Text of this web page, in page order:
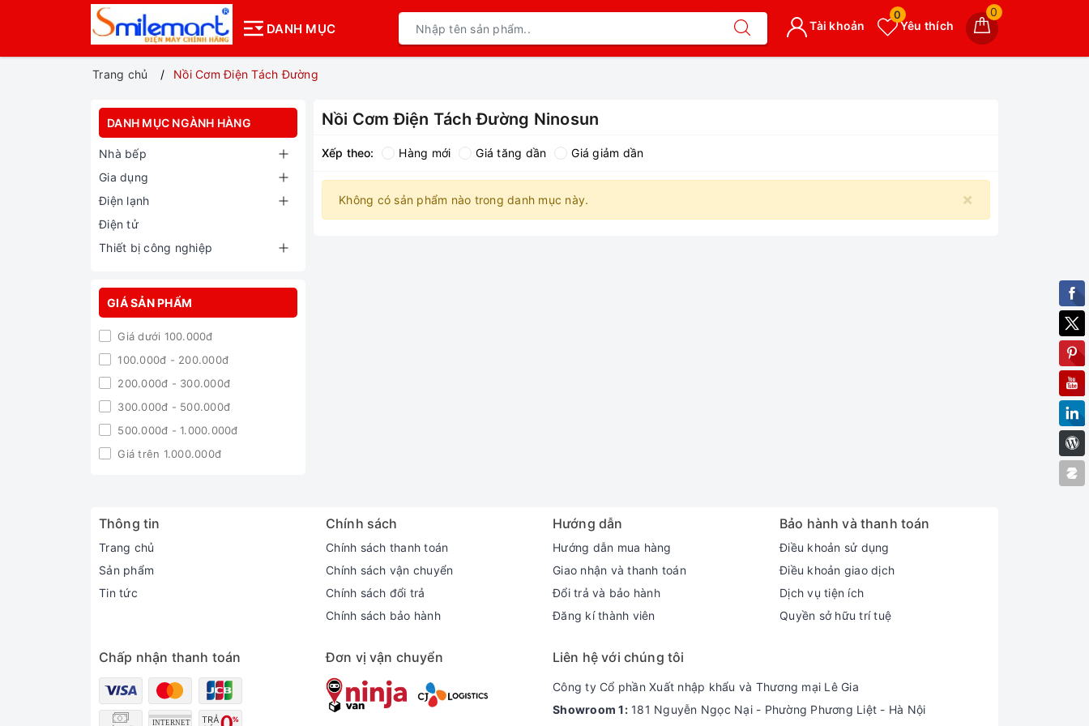
DANH MỤC
0
Yêu thích
0
Tài khoản
Trang chủ Nồi Cơm Điện Tách Đường
DANH MỤC NGÀNH HÀNG
Nhà bếp
Gia dụng
Điện lạnh
Điện tử
Thiết bị công nghiệp
GIÁ SẢN PHẨM
Giá dưới 100.000đ
100.000đ - 200.000đ
200.000đ - 300.000đ
300.000đ - 500.000đ
500.000đ - 1.000.000đ
Giá trên 1.000.000đ
Nồi Cơm Điện Tách Đường Ninosun
Xếp theo: Hàng mới Giá tăng dần Giá giảm dần
×
Không có sản phẩm nào trong danh mục này.
Thông tin
Trang chủ
Sản phẩm
Tin tức
Chính sách
Chính sách thanh toán
Chính sách vận chuyển
Chính sách đổi trả
Chính sách bảo hành
Hướng dẫn
Hướng dẫn mua hàng
Giao nhận và thanh toán
Đổi trả và bảo hành
Đăng kí thành viên
Bảo hành và thanh toán
Điều khoản sử dụng
Điều khoản giao dịch
Dịch vụ tiện ích
Quyền sở hữu trí tuệ
Chấp nhận thanh toán Đơn vị vận chuyển Liên hệ với chúng tôi
Công ty Cổ phần Xuất nhập khẩu và Thương mại Lê Gia
Showroom 1:181 Nguyễn Ngọc Nại - Phường Phương Liệt - Hà Nội